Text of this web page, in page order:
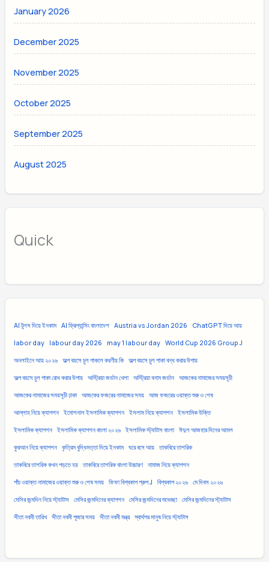
January 2026
December 2025
November 2025
October 2025
September 2025
August 2025
Quick
AI টুলস দিয়ে ইনকাম AI ফ্রিল্যান্সিং বাংলাদেশ Austria vs Jordan 2026 ChatGPT দিয়ে আয়
labor day labour day 2026 may 1 labour day World Cup 2026 Group J
অনলাইনে আয় ২০২৬ অল্প বয়সে চুল পাকলে করণীয় কি অল্প বয়সে চুল পাকা বন্ধ করার উপায়
অল্প বয়সে চুল পাকা রোধ করার উপায় অস্ট্রিয়া জর্ডান খেলা অস্ট্রিয়া বনাম জর্ডান আজকের নামাজের সময়সূচী
আজকের নামাজের সময়সূচী ঢাকা আজকের ফজরের নামাজের সময় আজ ফজরের ওয়াক্ত শুরু ও শেষ
আল্লাহ নিয়ে ক্যাপশন ইমোশনাল ইসলামিক ক্যাপশন ইসলাম নিয়ে ক্যাপশন ইসলামিক উক্তি
ইসলামিক ক্যাপশন ইসলামিক ক্যাপশন বাংলা ২০২৬ ইসলামিক স্ট্যাটাস বাংলা ঈদুল আজহার দিনের আমল
কুরআন নিয়ে ক্যাপশন কৃত্রিম বুদ্ধিমত্তা দিয়ে ইনকাম ঘরে বসে আয় তাকবিরে তাশরিক
তাকবিরে তাশরিক কখন পড়তে হয় তাকবিরে তাশরিক বাংলা উচ্চারণ নামাজ নিয়ে ক্যাপশন
পাঁচ ওয়াক্ত নামাজের ওয়াক্ত শুরু ও শেষ সময় ফিফা বিশ্বকাপ গ্রুপ J বিশ্বকাপ ২০২৬ মে দিবস ২০২৬
মেসির জন্মদিন নিয়ে স্ট্যাটাস মেসির জন্মদিনের ক্যাপশন মেসির জন্মদিনের শুভেচ্ছা মেসির জন্মদিনের স্ট্যাটাস
সীতা নবমী তারিখ সীতা নবমী পূজার সময় সীতা নবমী মন্ত্র স্বার্থপর মানুষ নিয়ে স্ট্যাটাস